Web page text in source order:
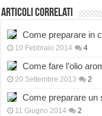
Articoli correlati
Come preparare in
10 Febbraio 2014 4
Come fare l’olio
20 Settembre 2013 2
Come preparare un
11 Giugno 2014 2